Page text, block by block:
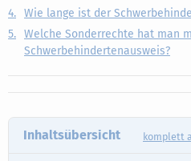
4. Wie lange ist der
5. Welche Sonderrechte hat man
Schwerbehindertenausweis?
komplett
Inhaltsübersicht